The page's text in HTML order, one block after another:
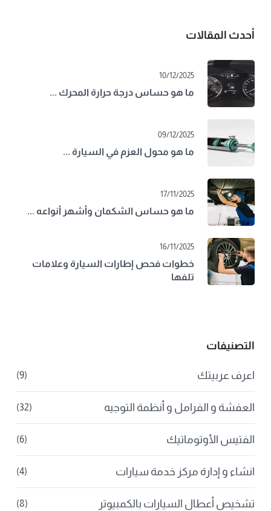
أحدث المقالات
10/12/2025
ما هو حساس درجة حرارة المحرك ...
09/12/2025
ما هو محول العزم في السيارة ...
17/11/2025
ما هو حساس الشكمان وأشهر أنواعه ...
16/11/2025
خطوات فحص إطارات السيارة وعلامات
تلفها
التصنيفات
اعرف عربيتك (9)
العفشة و الفرامل و أنظمة التوجيه (32)
الفتيس الأوتوماتيك (6)
انشاء و إدارة مركز خدمة سيارات (4)
تشخيص أعطال السيارات بالكمبيوتر (8)